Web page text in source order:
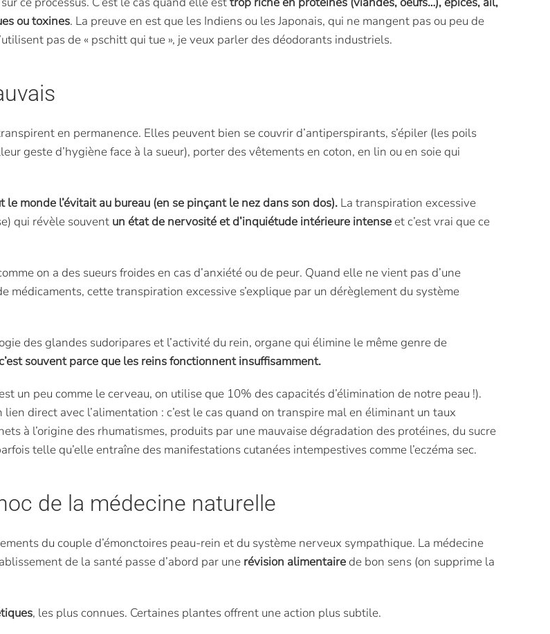
ou toxines. La preuve en est que les Indiens ou les Japonais, qui ne mangent pas ou peu de
pas de « pschitt qui tue », je veux parler des déodorants industriels.
en permanence. Elles peuvent bien se couvrir d’antiperspirants, s’épiler (les poils
geste d’hygiène face à la sueur), porter des vêtements en coton, en lin ou en soie qui
monde l’évitait au bureau (en se pinçant le nez dans son dos). La transpiration excessive
qui révèle souvent un état de nervosité et d’inquiétude intérieure intenseet c’est vrai que ce
on a des sueurs froides en cas d’anxiété ou de peur. Quand elle ne vient pas d’une
médicaments, cette transpiration excessive s’explique par un dérèglement du système
des glandes sudoripares et l’activité du rein, organe qui élimine le même genre de
souvent parce que les reins fonctionnent insuffisamment.
un peu comme le cerveau, on utilise que 10% des capacités d’élimination de notre peau !).
direct avec l’alimentation : c’est le cas quand on transpire mal en éliminant un taux
à l’origine des rhumatismes, produits par une mauvaise dégradation des protéines, du sucre
telle qu’elle entraîne des manifestations cutanées intempestives comme l’eczéma sec.
de la médecine naturelle
du couple d’émonctoires peau-rein et du système nerveux sympathique. La médecine
de la santé passe d’abord par une révision alimentairede bon sens (on supprime la
, les plus connues. Certaines plantes offrent une action plus subtile.